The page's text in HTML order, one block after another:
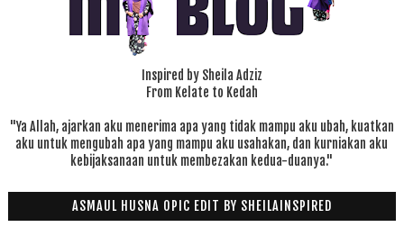
Inspired by Sheila Adziz
From Kelate to Kedah
"Ya Allah, ajarkan aku menerima apa yang tidak mampu aku ubah, kuatkan
aku untuk mengubah apa yang mampu aku usahakan, dan kurniakan aku
kebijaksanaan untuk membezakan kedua-duanya."
ASMAUL HUSNA OPIC EDIT BY SHEILAINSPIRED